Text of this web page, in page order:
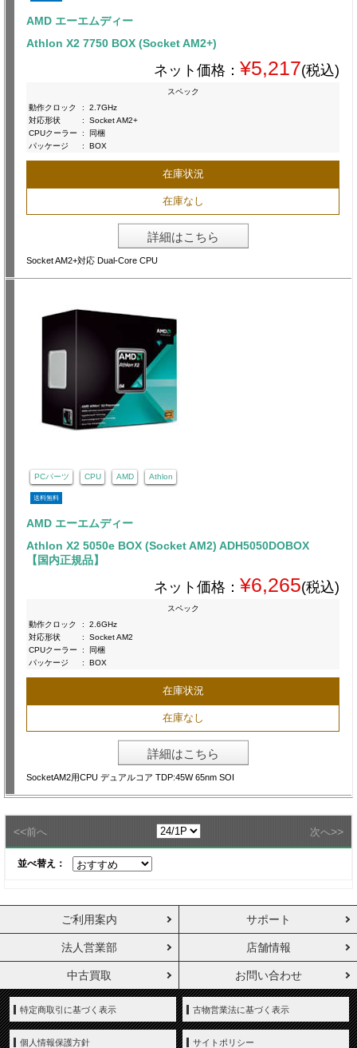
AMD エーエムディー
Athlon X2 7750 BOX (Socket AM2+)
ネット価格： ¥5,217(税込)
スペック
動作クロック
:
2.7GHz
対応形状
:
Socket AM2+
CPUクーラー
:
同梱
パッケージ
: BOX
在庫状況
在庫なし
詳細はこちら
Socket AM2+対応 Dual-Core CPU
PCパーツ CPU AMD Athlon
送料無料
AMD エーエムディー
Athlon X2 5050e BOX (Socket AM2) ADH5050DOBOX
【国内正規品】
ネット価格： ¥6,265(税込)
スペック
動作クロック
:
2.6GHz
対応形状
:
Socket AM2
CPUクーラー
:
同梱
パッケージ
: BOX
在庫状況
在庫なし
詳細はこちら
SocketAM2用CPU デュアルコア TDP:45W 65nm SOI
<<前へ 次へ>>
並べ替え：
ご利用案内 サポート
法人営業部 店舗情報
中古買取 お問い合わせ
特定商取引に基づく表示 古物営業法に基づく表示
個人情報保護方針 サイトポリシー